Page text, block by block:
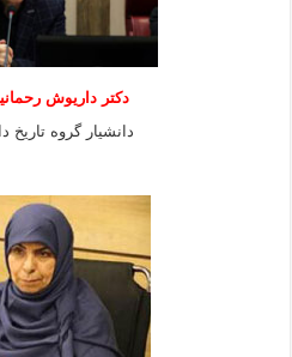
دکتر داریوش
دانشیار گروه تاریخ